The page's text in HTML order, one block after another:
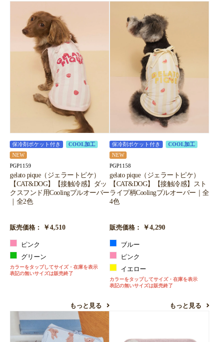
保冷剤ポケット付き
COOL加工
NEW
PGP1159
gelato pique（ジェラートピケ）
【CAT&DOG】【接触冷感】ダッ
クスフンド用Coolingプルオーバー
｜全2色
販売価格： ￥4,510
ピンク
グリーン
カラーをタップしてサイズ・在庫を表示
表記の無いサイズは販売終了
もっと見る
保冷剤ポケット付き
COOL加工
NEW
PGP1158
gelato pique（ジェラートピケ）
【CAT&DOG】【接触冷感】スト
ライプ柄Coolingプルオーバー｜全
4色
販売価格： ￥4,290
ブルー
ピンク
イエロー
カラーをタップしてサイズ・在庫を表示
表記の無いサイズは販売終了
もっと見る